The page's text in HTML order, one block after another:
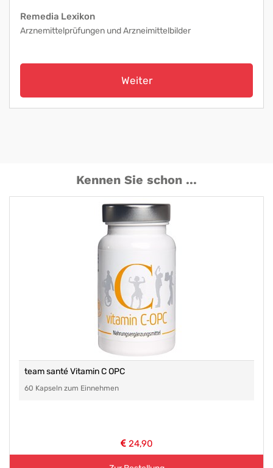
Remedia Lexikon
Arznemittelprüfungen und Arzneimittelbilder
Weiter
Kennen Sie schon ...
team santé Vitamin C OPC
60 Kapseln zum Einnehmen
24,90